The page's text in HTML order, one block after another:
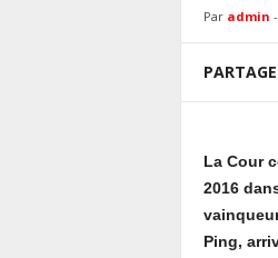
Par admin -
La Cour
2016
Ping,